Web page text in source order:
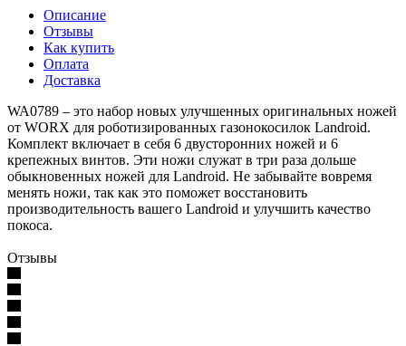
Описание
Отзывы
Как купить
Оплата
Доставка
WA0789 – это набор новых улучшенных оригинальных ножей
от WORX для роботизированных газонокосилок Landroid.
Комплект включает в себя 6 двусторонних ножей и 6
крепежных винтов. Эти ножи служат в три раза дольше
обыкновенных ножей для Landroid. Не забывайте вовремя
менять ножи, так как это поможет восстановить
производительность вашего Landroid и улучшить качество
покоса.
Отзывы